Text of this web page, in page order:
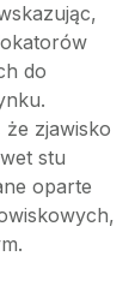
do
zjawisko
stu
oparte